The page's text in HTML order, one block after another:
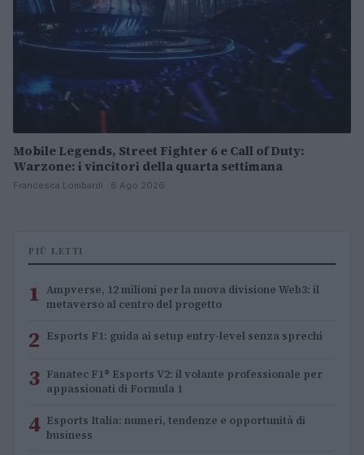
Mobile Legends, Street Fighter 6 e Call of Duty:
Warzone: i vincitori della quarta settimana
Francesca Lombardi · 6 Ago 2026
PIÙ LETTI
1 Ampverse, 12 milioni per la nuova divisione Web3: il
metaverso al centro del progetto
2 Esports F1: guida ai setup entry-level senza sprechi
3 Fanatec F1® Esports V2: il volante professionale per
appassionati di Formula 1
4 Esports Italia: numeri, tendenze e opportunità di
business